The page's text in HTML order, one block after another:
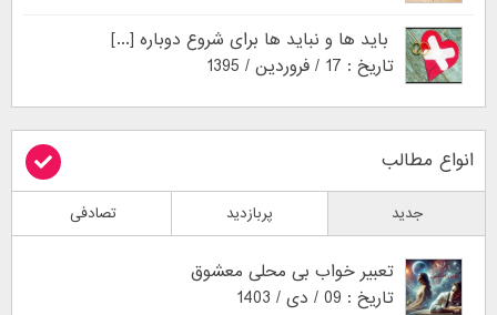
باید ها و نباید ها برای شروع دوباره [...]
تاریخ : 17 / فروردین / 1395
انواع مطالب
جدید پربازدید تصادفی
تعبیر خواب بی محلی معشوق
تاریخ : 09 / دی / 1403